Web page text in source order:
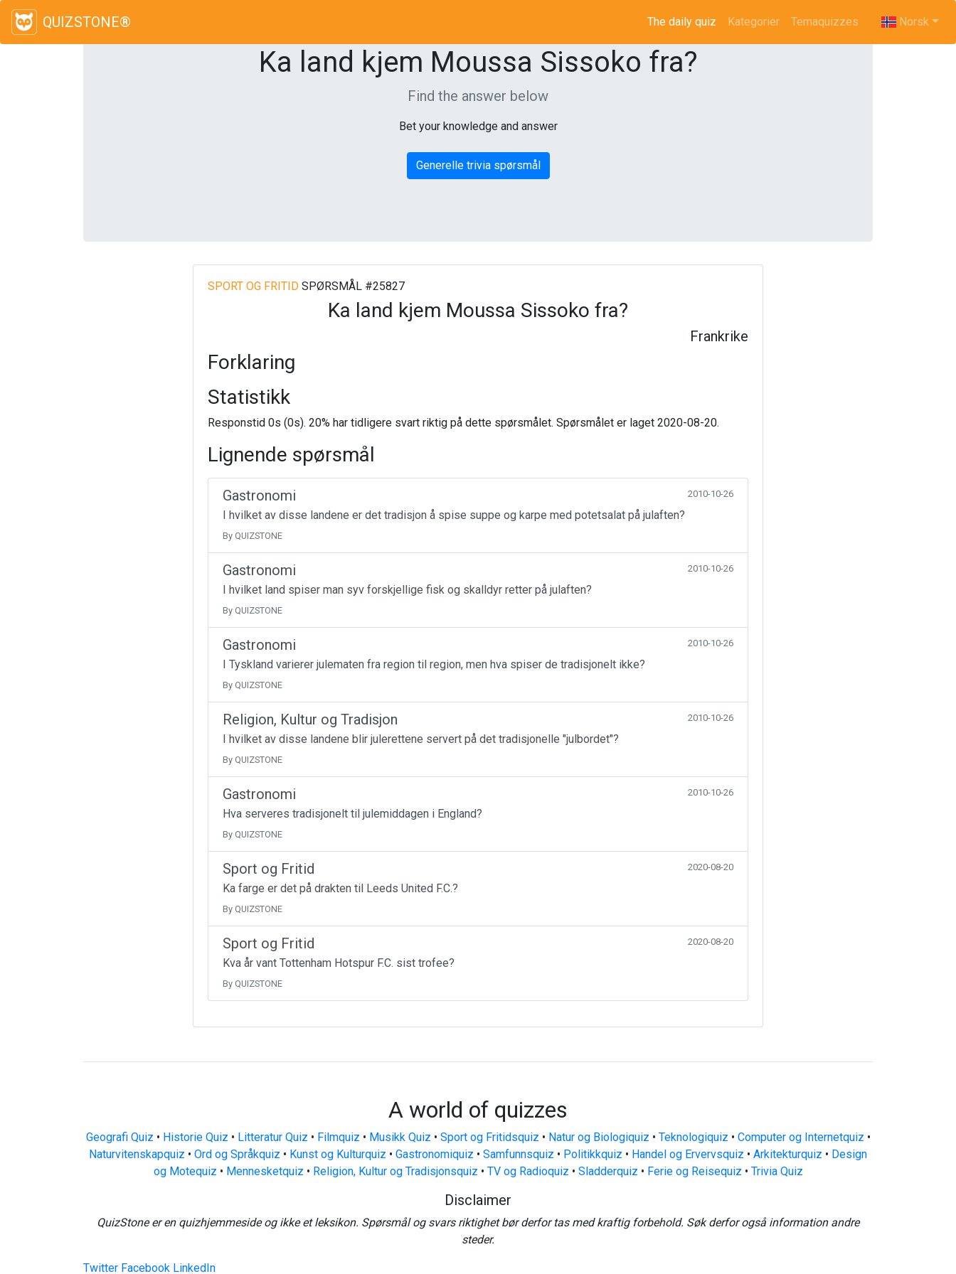
QUIZSTONE® The daily quiz (current)
Kategorier Temaquizzes Norsk
Ka land kjem Moussa Sissoko fra?
Find the answer below
Bet your knowledge and answer
Generelle trivia spørsmål
SPORT OG FRITIDSPØRSMÅL #25827
Ka land kjem Moussa Sissoko fra?
Frankrike
Forklaring
Statistikk
Responstid 0s (0s). 20% har tidligere svart riktig på dette spørsmålet. Spørsmålet er laget 2020-08-20.
Lignende spørsmål
Gastronomi 2010-10-26
I hvilket av disse landene er det tradisjon å spise suppe og karpe med potetsalat på julaften?
By QUIZSTONE
Gastronomi 2010-10-26
I hvilket land spiser man syv forskjellige fisk og skalldyr retter på julaften?
By QUIZSTONE
Gastronomi 2010-10-26
I Tyskland varierer julematen fra region til region, men hva spiser de tradisjonelt ikke?
By QUIZSTONE
Religion, Kultur og Tradisjon 2010-10-26
I hvilket av disse landene blir julerettene servert på det tradisjonelle "julbordet"?
By QUIZSTONE
Gastronomi 2010-10-26
Hva serveres tradisjonelt til julemiddagen i England?
By QUIZSTONE
Sport og Fritid 2020-08-20
Ka farge er det på drakten til Leeds United F.C.?
By QUIZSTONE
Sport og Fritid 2020-08-20
Kva år vant Tottenham Hotspur F.C. sist trofee?
By QUIZSTONE
A world of quizzes
Geografi Quiz • Historie Quiz • Litteratur Quiz • Filmquiz • Musikk Quiz • Sport og Fritidsquiz • Natur og Biologiquiz • Teknologiquiz • Computer og Internetquiz •
Naturvitenskapquiz • Ord og Språkquiz • Kunst og Kulturquiz • Gastronomiquiz • Samfunnsquiz • Politikkquiz • Handel og Ervervsquiz • Arkitekturquiz • Design
og Motequiz • Mennesketquiz • Religion, Kultur og Tradisjonsquiz • TV og Radioquiz • Sladderquiz • Ferie og Reisequiz • Trivia Quiz
Disclaimer
QuizStone er en quizhjemmeside og ikke et leksikon. Spørsmål og svars riktighet bør derfor tas med kraftig forbehold. Søk derfor også information andre
steder.
Twitter Facebook LinkedIn